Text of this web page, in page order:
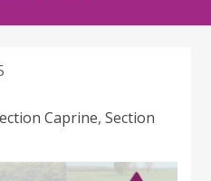
Caprine,Section